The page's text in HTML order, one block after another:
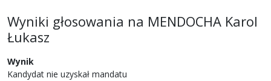
Wyniki głosowania na MENDOCHA Karol
Łukasz
Wynik
Kandydat nie uzyskał mandatu